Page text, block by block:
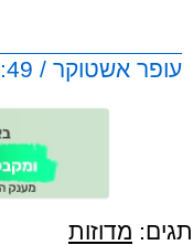
עופר אשטוקר / 12:49 03.06.26
תגים: מדוזות